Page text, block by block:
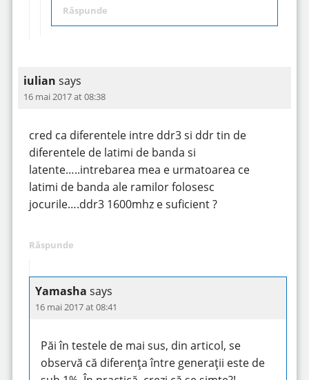
Răspunde
iulian says
16 mai 2017 at 08:38
cred ca diferentele intre ddr3 si ddr tin de
diferentele de latimi de banda si
latente…..intrebarea mea e urmatoarea ce
latimi de banda ale ramilor folosesc
jocurile….ddr3 1600mhz e suficient ?
Răspunde
Yamasha says
16 mai 2017 at 08:41
Păi în testele de mai sus, din articol, se
observă că diferența între generații este de